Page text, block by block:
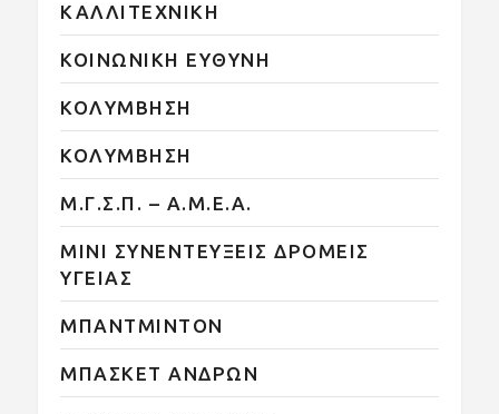
ΚΑΛΛΙΤΕΧΝΙΚΗ
ΚΟΙΝΩΝΙΚΗ ΕΥΘΥΝΗ
ΚΟΛΥΜΒΗΣΗ
ΚΟΛΥΜΒΗΣΗ
Μ.Γ.Σ.Π. – Α.Μ.Ε.Α.
ΜΙΝΙ ΣΥΝΕΝΤΕΥΞΕΙΣ ΔΡΟΜΕΙΣ
ΥΓΕΙΑΣ
ΜΠΑΝΤΜΙΝΤΟΝ
ΜΠΑΣΚΕΤ ΑΝΔΡΩΝ